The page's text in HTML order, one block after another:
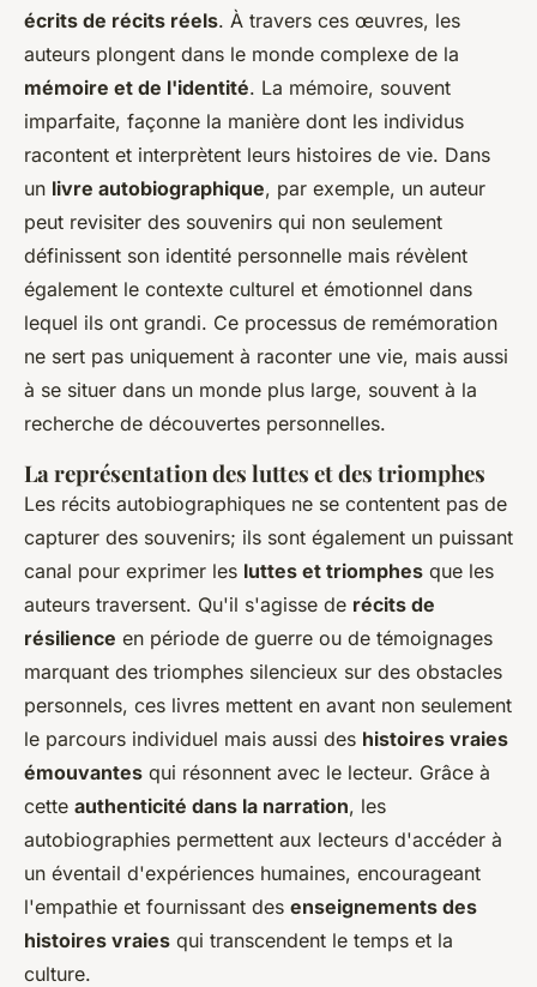
écrits de récits réels. À travers ces œuvres, les
auteurs plongent dans le monde complexe de la
mémoire et de l'identité. La mémoire, souvent
imparfaite, façonne la manière dont les individus
racontent et interprètent leurs histoires de vie. Dans
un livre autobiographique, par exemple, un auteur
peut revisiter des souvenirs qui non seulement
définissent son identité personnelle mais révèlent
également le contexte culturel et émotionnel dans
lequel ils ont grandi. Ce processus de remémoration
ne sert pas uniquement à raconter une vie, mais aussi
à se situer dans un monde plus large, souvent à la
recherche de découvertes personnelles.
La représentation des luttes et des triomphes
Les récits autobiographiques ne se contentent pas de
capturer des souvenirs; ils sont également un puissant
canal pour exprimer les luttes et triomphes que les
auteurs traversent. Qu'il s'agisse de récits de
résilience en période de guerre ou de témoignages
marquant des triomphes silencieux sur des obstacles
personnels, ces livres mettent en avant non seulement
le parcours individuel mais aussi des histoires vraies
émouvantes qui résonnent avec le lecteur. Grâce à
cette authenticité dans la narration, les
autobiographies permettent aux lecteurs d'accéder à
un éventail d'expériences humaines, encourageant
l'empathie et fournissant des enseignements des
histoires vraies qui transcendent le temps et la
culture.